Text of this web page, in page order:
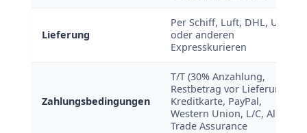
Lieferung
Per Schiff, Luft, DHL, UPS
oder anderen
Expresskurieren
Zahlungsbedingungen
T/T (30% Anzahlung,
Restbetrag vor Lieferung),
Kreditkarte, PayPal,
Western Union, L/C, Alibaba
Trade Assurance